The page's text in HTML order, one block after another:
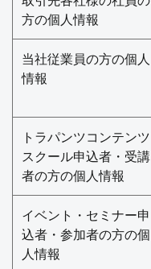
方の個人情報
当社従業員の方の個人
情報
トラパンツコンテンツ
スクール申込者・受講
者の方の個人情報
イベント・セミナー申
込者・参加者の方の個
人情報